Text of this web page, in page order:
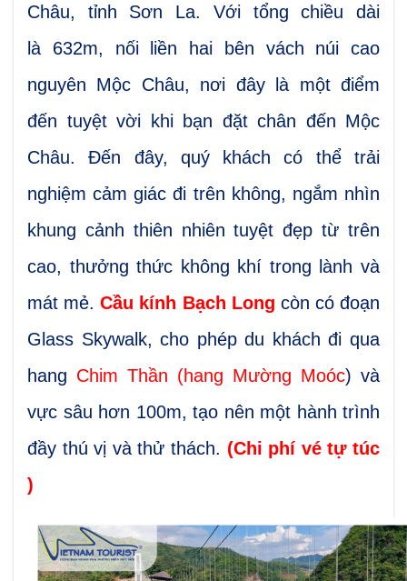
Châu, tỉnh Sơn La. Với tổng chiều dài
là 632m, nối liền hai bên vách núi cao
nguyên Mộc Châu, nơi đây là một điểm
đến tuyệt vời khi bạn đặt chân đến Mộc
Châu. Đến đây, quý khách có thể trải
nghiệm cảm giác đi trên không, ngắm nhìn
khung cảnh thiên nhiên tuyệt đẹp từ trên
cao, thưởng thức không khí trong lành và
mát mẻ.Cầu kính Bạch Long còn có đoạn
Glass Skywalk, cho phép du khách đi qua
hang Chim Thần (hang Mường Moóc) và
vực sâu hơn 100m, tạo nên một hành trình
đầy thú vị và thử thách. (Chi phí vé tự túc
)